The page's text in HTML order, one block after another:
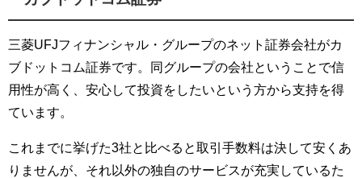
三菱UFJフィナンシャル・グループのネット証券会社がカ
ブドットコム証券です。同グループの会社ということで信
用性が高く、安心して投資をしたいという方から支持を得
ています。
これまでに挙げた3社と比べると取引手数料は決して安くあ
りませんが、それ以外の独自のサービスが充実しているた